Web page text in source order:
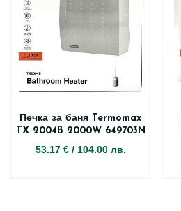
Печка за баня Termomax
TX 2004B 2000W 649703N
53.17 €/ 104.00 лв.